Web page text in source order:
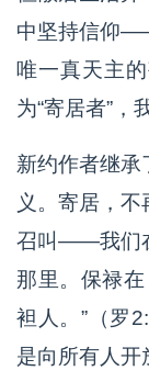
中坚持信仰
唯一真天主
为“寄居者”，
新约作者继承
义。寄居，
召叫——我们
那里。保禄
袒人。”（罗
是向所有人开